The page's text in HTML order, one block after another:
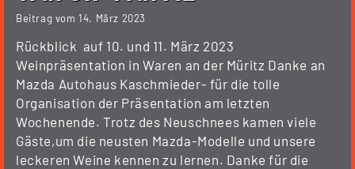
Beitrag vom14. März 2023
Rückblick auf 10. und 11. März 2023
Weinpräsentation in Waren an der Müritz Danke an
Mazda Autohaus Kaschmieder- für die tolle
Organisation der Präsentation am letzten
Wochenende. Trotz des Neuschnees kamen viele
Gäste,um die neusten Mazda-Modelle und unsere
leckeren Weine kennen zu lernen. Danke für die